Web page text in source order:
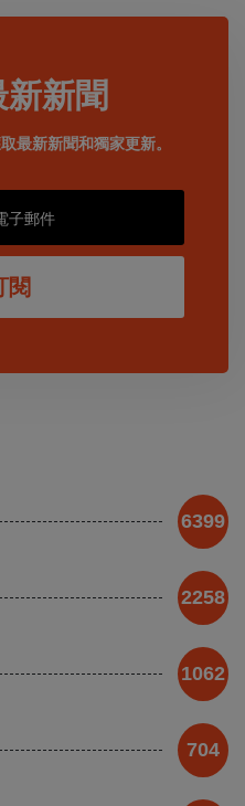
新聞
最新新聞和獨家更新。
閱
6399
2258
1062
704